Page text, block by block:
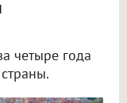
четыре года